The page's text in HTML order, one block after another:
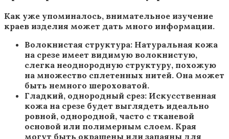
Как уже упоминалось, внимательное изучение
краев изделия может дать много информации.
Волокнистая структура: Натуральная кожа
на срезе имеет видимую волокнистую,
слегка неоднородную структуру, похожую
на множество сплетенных нитей. Она может
быть немного шероховатой.
Гладкий, однородный срез: Искусственная
кожа на срезе будет выглядеть идеально
ровной, однородной, часто с тканевой
основой или полимерным слоем. Края
могут быть окрашены или запаяны для